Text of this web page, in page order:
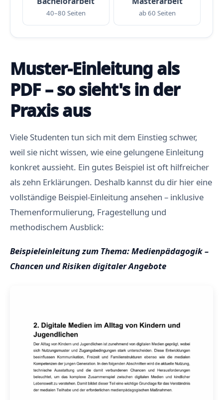
40–80 Seiten ab 60 Seiten
Muster-Einleitung als
PDF – so sieht's in der
Praxis aus
Viele Studenten tun sich mit dem Einstieg schwer,
weil sie nicht wissen, wie eine gelungene Einleitung
konkret aussieht. Ein gutes Beispiel ist oft hilfreicher
als zehn Erklärungen. Deshalb kannst du dir hier eine
vollständige Beispiel-Einleitung ansehen – inklusive
Themenformulierung, Fragestellung und
methodischem Ausblick:
Beispieleinleitung zum Thema: Medienpädagogik –
Chancen und Risiken digitaler Angebote